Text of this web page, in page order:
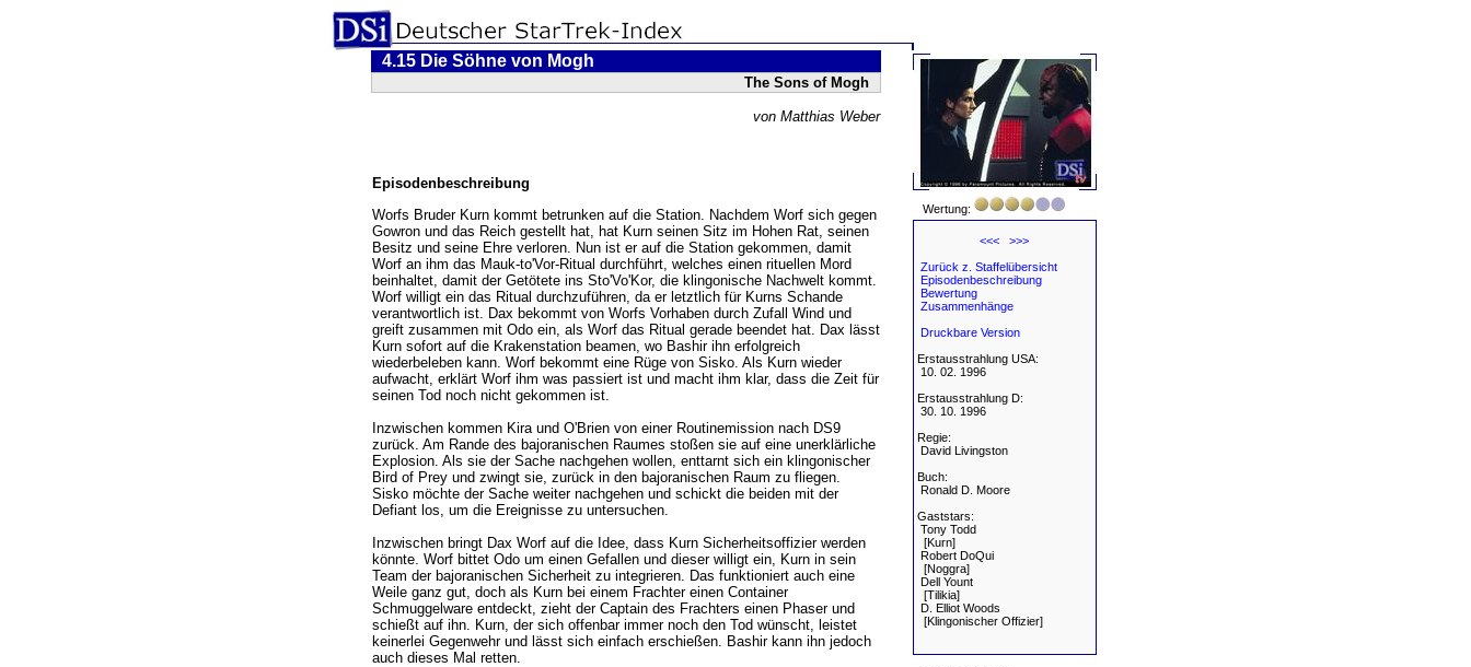
4.15 Die Söhne von Mogh
The Sons of Mogh
von Matthias Weber
Episodenbeschreibung
Worfs Bruder Kurn kommt betrunken auf die Station. Nachdem Worf sich gegen
Gowron und das Reich gestellt hat, hat Kurn seinen Sitz im Hohen Rat, seinen
Besitz und seine Ehre verloren. Nun ist er auf die Station gekommen, damit
Worf an ihm das Mauk-to'Vor-Ritual durchführt, welches einen rituellen Mord
beinhaltet, damit der Getötete ins Sto'Vo'Kor, die klingonische Nachwelt kommt.
Worf willigt ein das Ritual durchzuführen, da er letztlich für Kurns Schande
verantwortlich ist. Dax bekommt von Worfs Vorhaben durch Zufall Wind und
greift zusammen mit Odo ein, als Worf das Ritual gerade beendet hat. Dax lässt
Kurn sofort auf die Krakenstation beamen, wo Bashir ihn erfolgreich
wiederbeleben kann. Worf bekommt eine Rüge von Sisko. Als Kurn wieder
aufwacht, erklärt Worf ihm was passiert ist und macht ihm klar, dass die Zeit für
seinen Tod noch nicht gekommen ist.
Inzwischen kommen Kira und O'Brien von einer Routinemission nach DS9
zurück. Am Rande des bajoranischen Raumes stoßen sie auf eine unerklärliche
Explosion. Als sie der Sache nachgehen wollen, enttarnt sich ein klingonischer
Bird of Prey und zwingt sie, zurück in den bajoranischen Raum zu fliegen.
Sisko möchte der Sache weiter nachgehen und schickt die beiden mit der
Defiant los, um die Ereignisse zu untersuchen.
Inzwischen bringt Dax Worf auf die Idee, dass Kurn Sicherheitsoffizier werden
könnte. Worf bittet Odo um einen Gefallen und dieser willigt ein, Kurn in sein
Team der bajoranischen Sicherheit zu integrieren. Das funktioniert auch eine
Weile ganz gut, doch als Kurn bei einem Frachter einen Container
Schmuggelware entdeckt, zieht der Captain des Frachters einen Phaser und
schießt auf ihn. Kurn, der sich offenbar immer noch den Tod wünscht, leistet
keinerlei Gegenwehr und lässt sich einfach erschießen. Bashir kann ihn jedoch
auch dieses Mal retten.
Wertung:
<<<
>>>
Zurück z. Staffelübersicht
Episodenbeschreibung
Bewertung
Zusammenhänge
Druckbare Version
Erstausstrahlung USA:
10. 02. 1996
Erstausstrahlung D:
30. 10. 1996
Regie:
David Livingston
Buch:
Ronald D. Moore
Gaststars:
Tony Todd
[Kurn]
Robert DoQui
[Noggra]
Dell Yount
[Tilikia]
D. Elliot Woods
[Klingonischer Offizier]